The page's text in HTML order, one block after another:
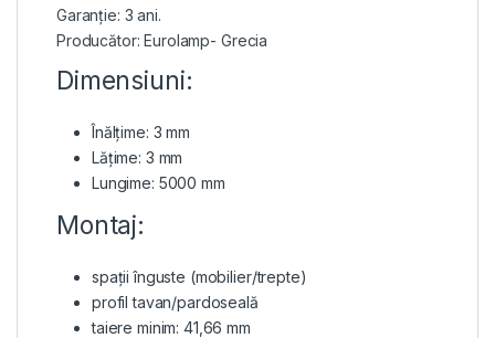
Garanție: 3 ani.
Producător: Eurolamp- Grecia
Dimensiuni:
Înălțime: 3 mm
Lățime: 3 mm
Lungime: 5000 mm
Montaj:
spații înguste (mobilier/trepte)
profil tavan/pardoseală
taiere minim: 41,66 mm